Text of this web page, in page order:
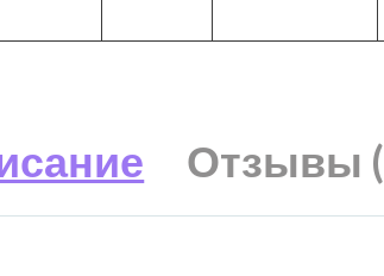
Отзывы